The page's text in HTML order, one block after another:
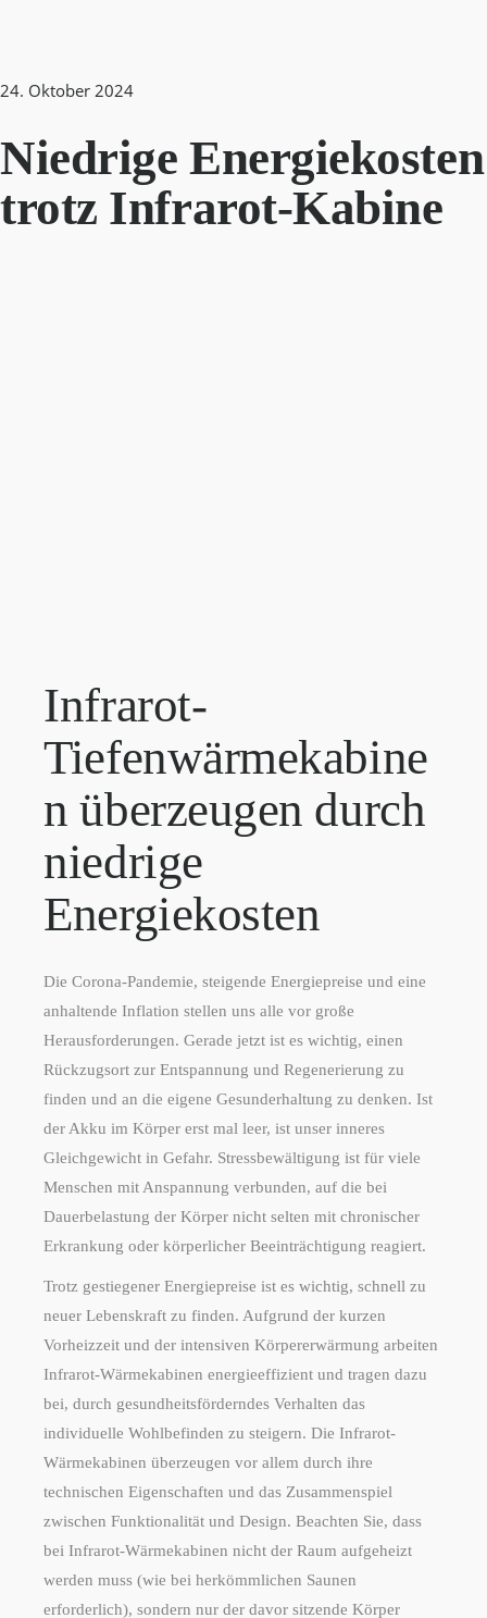
24. Oktober 2024
Niedrige Energiekosten
trotz Infrarot-Kabine
Infrarot-
Tiefenwärmekabine
n überzeugen durch
niedrige
Energiekosten
Die Corona-Pandemie, steigende Energiepreise und eine
anhaltende Inflation stellen uns alle vor große
Herausforderungen. Gerade jetzt ist es wichtig, einen
Rückzugsort zur Entspannung und Regenerierung zu
finden und an die eigene Gesunderhaltung zu denken. Ist
der Akku im Körper erst mal leer, ist unser inneres
Gleichgewicht in Gefahr. Stressbewältigung ist für viele
Menschen mit Anspannung verbunden, auf die bei
Dauerbelastung der Körper nicht selten mit chronischer
Erkrankung oder körperlicher Beeinträchtigung reagiert.
Trotz gestiegener Energiepreise ist es wichtig, schnell zu
neuer Lebenskraft zu finden. Aufgrund der kurzen
Vorheizzeit und der intensiven Körpererwärmung arbeiten
Infrarot-Wärmekabinen energieeffizient und tragen dazu
bei, durch gesundheitsförderndes Verhalten das
individuelle Wohlbefinden zu steigern. Die Infrarot-
Wärmekabinen überzeugen vor allem durch ihre
technischen Eigenschaften und das Zusammenspiel
zwischen Funktionalität und Design. Beachten Sie, dass
bei Infrarot-Wärmekabinen nicht der Raum aufgeheizt
werden muss (wie bei herkömmlichen Saunen
erforderlich), sondern nur der davor sitzende Körper